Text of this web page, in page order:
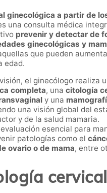
ginecológica a partir de
una consulta médica
prevenir y detectar de
ginecológicas y
que pueden
edad.
el ginecólogo realiza
completa, una citología
y una
una visión global del
y de la salud mamaria.
esencial para
patologías como el
ovario o de mama, entre
cervical